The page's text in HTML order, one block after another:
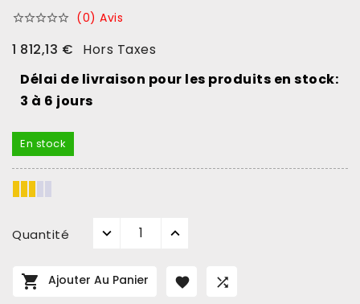
 (0) Avis
1 812,13 €
Hors Taxes
Délai de livraison pour les produits en stock:
3 à 6 jours
En stock
Quantité
 Ajouter Au Panier  